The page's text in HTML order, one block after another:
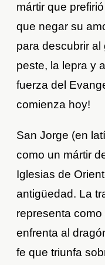
mártir que
que negar su
para descubrir
peste, la lepra y
fuerza del
comienza hoy!
San Jorge (en
como un mártir
Iglesias de
antigüedad. La
representa
enfrenta al
fe que triunfa